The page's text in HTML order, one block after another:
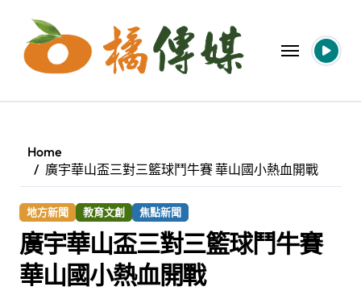
content
Home
廣宇華山盃三對三籃球鬥牛賽 華山國小熱血開戰
地方新聞 教育文創 焦點新聞
廣宇華山盃三對三籃球鬥牛賽
華山國小熱血開戰